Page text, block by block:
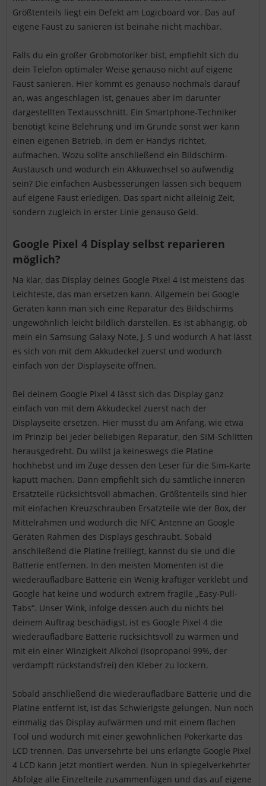
Größtenteils liegt ein Defekt am Logicboard vor. Das auf
eigene Faust zu sanieren ist beinahe nicht machbar.
Falls du ein großer Grobmotoriker bist, empfiehlt sich du
dein Telefon optimaler Weise genauso nicht auf eigene
Faust sanieren. Hier kommt es genauso nochmals darauf
an, was angeschlagen ist, genaues aber im darunter
dargestellten Textausschnitt. Ein Smartphone-Techniker
benötigt keine Belehrung und im Grunde sonst wer kann
einen eigenen Betrieb, in dem er Handys richtet,
aufmachen. Wozu sollte anschließend ein Bildschirm-
Austausch und wodurch ein Akkuwechsel so aufwendig
sein? Die einfachen Ausbesserungen lassen sich bequem
auf eigene Faust erledigen. Das spart nicht alleinig Zeit,
sondern zugleich in erster Linie genauso Geld.
Google Pixel 4 Display selbst reparieren
möglich?
Na klar, das Display deines Google Pixel 4 ist meistens das
Leichteste, das man ersetzen kann. Allgemein bei Google
Geräten kann man sich eine Reparatur des Bildschirms
ungewöhnlich leicht bildlich darstellen. Es ist abhängig, ob
mein ein Samsung Galaxy Note, J, S und wodurch A hat lässt
es sich von mit dem Akkudeckel zuerst und wodurch
einfach von der Displayseite öffnen.
Bei deinem Google Pixel 4 lässt sich das Display ganz
einfach von mit dem Akkudeckel zuerst nach der
Displayseite ersetzen. Hier musst du am Anfang, wie etwa
im Prinzip bei jeder beliebigen Reparatur, den SIM-Schlitten
herausgedreht. Du willst ja keineswegs die Platine
hochhebst und im Zuge dessen den Leser für die Sim-Karte
kaputt machen. Dann empfiehlt sich du sämtliche inneren
Ersatzteile rücksichtsvoll abmachen. Größtenteils sind hier
mit einfachen Kreuzschrauben Ersatzteile wie der Box, der
Mittelrahmen und wodurch die NFC Antenne an Google
Geräten Rahmen des Displays geschraubt. Sobald
anschließend die Platine freiliegt, kannst du sie und die
Batterie entfernen. In den meisten Momenten ist die
wiederaufladbare Batterie ein Wenig kräftiger verklebt und
Google hat keine und wodurch extrem fragile „Easy-Pull-
Tabs“. Unser Wink, infolge dessen auch du nichts bei
deinem Auftrag beschädigst, ist es Google Pixel 4 die
wiederaufladbare Batterie rücksichtsvoll zu wärmen und
mit ein einer Winzigkeit Alkohol (Isopropanol 99%, der
verdampft rückstandsfrei) den Kleber zu lockern.
Sobald anschließend die wiederaufladbare Batterie und die
Platine entfernt ist, ist das Schwierigste gelungen. Nun noch
einmalig das Display aufwärmen und mit einem flachen
Tool und wodurch mit einer gewöhnlichen Pokerkarte das
LCD trennen. Das unversehrte bei uns erlangte Google Pixel
4 LCD kann jetzt montiert werden. Nun in spiegelverkehrter
Abfolge alle Einzelteile zusammenfügen und das auf eigene